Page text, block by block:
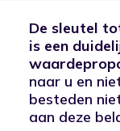
De sleutel
is een
naar u en
besteden
aan deze